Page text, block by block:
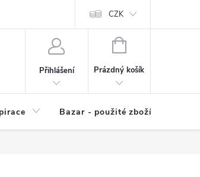
Kvalita zboží Spolupráce |
CZK
Přihlášení
NÁKUPNÍ
Prázdný košík
Bazar - použité zboží